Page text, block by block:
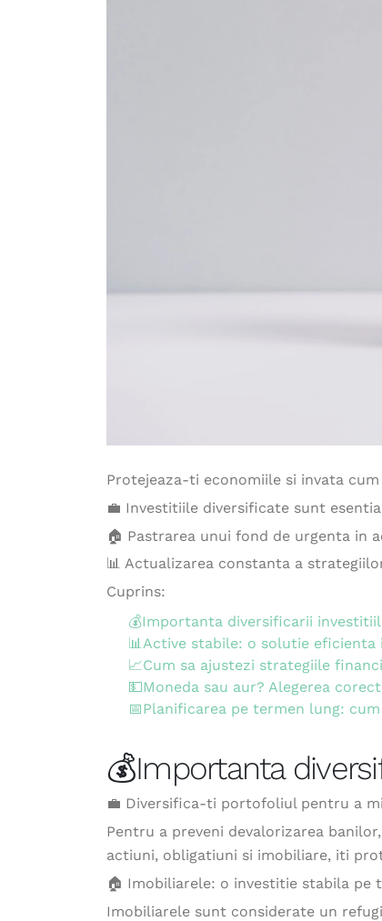
Protejeaza-ti economiile si invata
💼 Investitiile diversificate sunt
🏠 Pastrarea unui fond de urgenta in
📊 Actualizarea constanta a
Cuprins:
💰Importanta diversificarii
📊Active stabile: o solutie
📈Cum sa ajustezi strategiile
💵Moneda sau aur? Alegerea
📅Planificarea pe termen lung:
💰Importanta
💼 Diversifica-ti portofoliul pentru a
Pentru a preveni devalorizarea
actiuni, obligatiuni si imobiliare, iti
🏠 Imobiliarele: o investitie stabila pe
Imobiliarele sunt considerate un